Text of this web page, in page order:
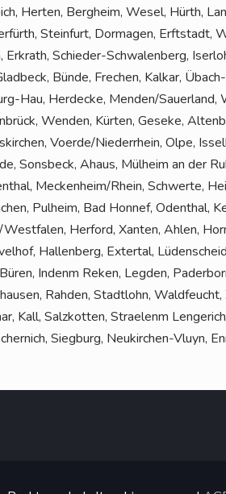
Her­ten, Berg­heim, Wesel, Hürth,
Stein­furt, Dor­ma­gen, Erft­stadt,
Erkrath, Schie­der-Schwa­len­berg,
Bün­de, Fre­chen, Kal­kar,
Hau, Her­de­cke, Menden/
Wen­den, Kür­ten, Gese­ke,
Voerde/Niederrhein, Olpe,
Sons­beck, Ahaus, Mül­heim an der
Meckenheim/Rhein, Schwer­te,
Pul­heim, Bad Hon­nef, Oden­thal,
Westfalen, Her­ford, Xan­ten, Ahlen,
Hal­len­berg, Exter­tal,
Indenm Reken, Leg­den,
Rah­den, Stadt­lohn,
Kall, Salz­kot­ten, Strae­lenm
Sieg­burg, Neu­kir­chen-Vluyn,